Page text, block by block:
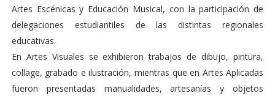
Artes Escénicas y Educación Musical, con la participación de
delegaciones estudiantiles de las distintas regionales
educativas.
En Artes Visuales se exhibieron trabajos de dibujo, pintura,
collage, grabado e ilustración, mientras que en Artes Aplicadas
fueron presentadas manualidades, artesanías y objetos